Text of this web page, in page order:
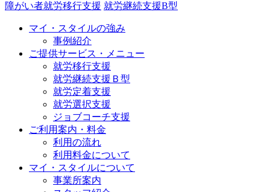
障がい者就労移行支援 就労継続支援B型
マイ・スタイルの強み
事例紹介
ご提供サービス・メニュー
就労移行支援
就労継続支援Ｂ型
就労定着支援
就労選択支援
ジョブコーチ支援
ご利用案内・料金
利用の流れ
利用料金について
マイ・スタイルについて
事業所案内